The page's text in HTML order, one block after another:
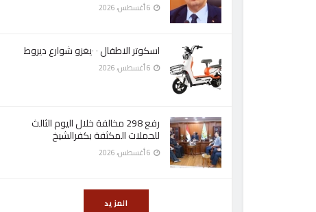
اسكوتر الاطفال ٠ ٠يغزو شوارع ديروط
رفع 298 مخالفة خلال اليوم الثالث
للحملات المكثفة بكفرالشيخ
المزيد